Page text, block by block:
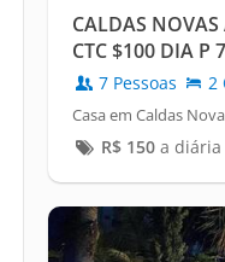
CALDAS
CTC $100 DIA P
7 Pessoas 2
Casa em Caldas
R$ 150a diária